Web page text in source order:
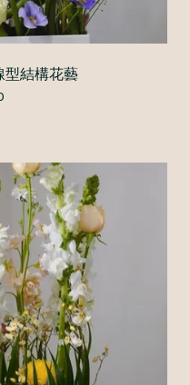
型結構花藝